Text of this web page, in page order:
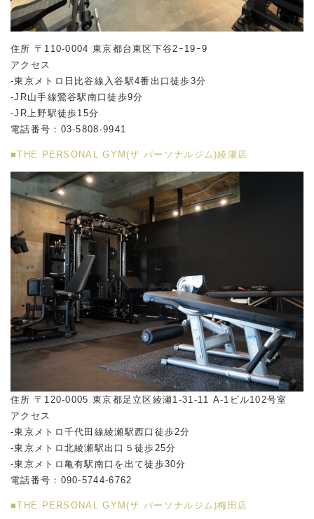
住所 〒110-0004 東京都台東区下谷2ｰ19ｰ9
アクセス
-東京メトロ日比谷線入谷駅4番出口徒歩3分
-JR山手線鶯谷駅南口徒歩9分
-JR上野駅徒歩15分
電話番号：03-5808-9941
■THE PERSONAL GYM(ザ パーソナルジム)綾瀬店
住所 〒120-0005 東京都足立区綾瀬1-31-11 A-1ビル102号室
アクセス
-東京メトロ千代田線綾瀬駅西口徒歩2分
-東京メトロ北綾瀬駅出口５徒歩25分
-東京メトロ亀有駅南口を出て徒歩30分
電話番号：090-5744-6762
■THE PERSONAL GYM(ザ パーソナルジム)梅田店